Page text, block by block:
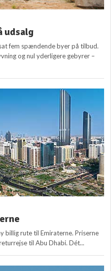
udsalg
fem spændende byer på tilbud.
og nul yderligere gebyrer –
billig rute til Emiraterne. Priserne
til Abu Dhabi. Dét...